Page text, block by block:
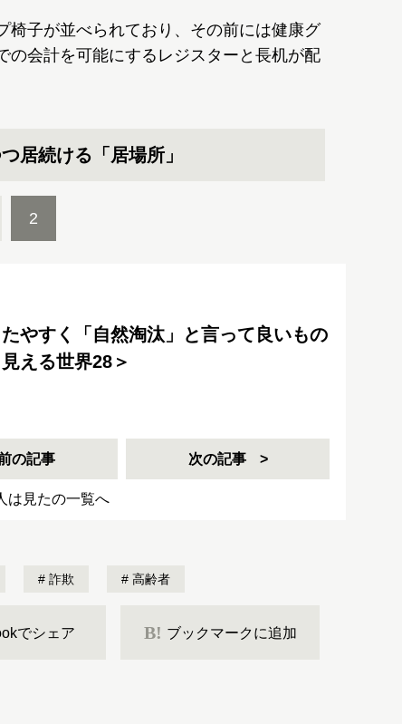
子が並べられており、その前には健康グ
の会計を可能にするレジスターと長机が配
居続ける「居場所」
2
やすく「自然淘汰」と言って良いもの
える世界28＞
の記事 次の記事
は見たの一覧へ
詐欺 高齢者
でシェア B! ブックマークに追加